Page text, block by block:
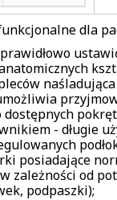
dla
naśladująca
- długie
posiadające
zależności od
podpaszki);